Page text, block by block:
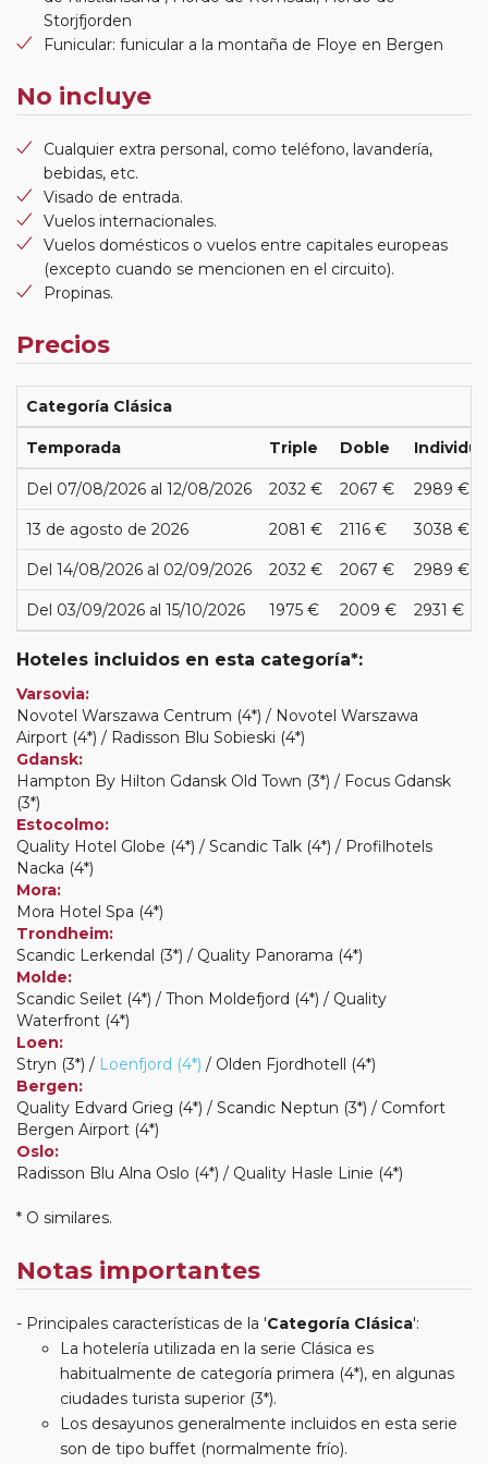
Storjfjorden
Funicular: funicular a la montaña de Floye en Bergen
No incluye
Cualquier extra personal, como teléfono, lavandería,
bebidas, etc.
Visado de entrada.
Vuelos internacionales.
Vuelos domésticos o vuelos entre capitales europeas
(excepto cuando se mencionen en el circuito).
Propinas.
Precios
Categoría Clásica
Temporada Triple Doble
Del 07/08/2026 al 12/08/2026 2032 € 2067 € 2989 €
13 de agosto de 2026 2081 € 2116 € 3038 €
Del 14/08/2026 al 02/09/2026 2032 € 2067 € 2989 €
Del 03/09/2026 al 15/10/2026 1975 € 2009 € 2931 €
Hoteles incluidos en esta categoría*:
Varsovia:
Novotel Warszawa Centrum (4*) / Novotel Warszawa
Airport (4*) / Radisson Blu Sobieski (4*)
Gdansk:
Hampton By Hilton Gdansk Old Town (3*) / Focus Gdansk
(3*)
Estocolmo:
Quality Hotel Globe (4*) / Scandic Talk (4*) / Profilhotels
Nacka (4*)
Mora:
Mora Hotel Spa (4*)
Trondheim:
Scandic Lerkendal (3*) / Quality Panorama (4*)
Molde:
Scandic Seilet (4*) / Thon Moldefjord (4*) / Quality
Waterfront (4*)
Loen:
Stryn (3*) / Loenfjord (4*) / Olden Fjordhotell (4*)
Bergen:
Quality Edvard Grieg (4*) / Scandic Neptun (3*) / Comfort
Bergen Airport (4*)
Oslo:
Radisson Blu Alna Oslo (4*) / Quality Hasle Linie (4*)
* O similares.
Notas importantes
Principales características de la 'Categoría Clásica':
La hotelería utilizada en la serie Clásica es
habitualmente de categoría primera (4*), en algunas
ciudades turista superior (3*).
Los desayunos generalmente incluidos en esta serie
son de tipo buffet (normalmente frío).